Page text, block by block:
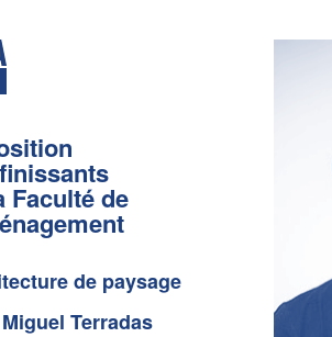
Faculté de
de paysage
Terradas